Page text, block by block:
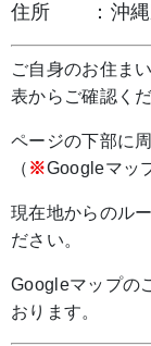
住所 ：沖縄
ご自身のお住ま
表からご確認くだ
ページの下部に
（ ※Googleマッ
現在地からのル
ださい。
Googleマップの
おります。